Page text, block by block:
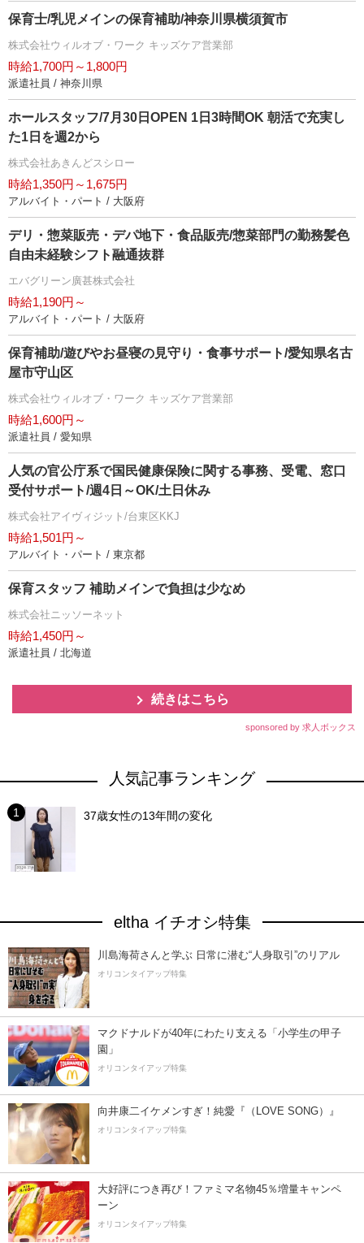
保育士/乳児メインの保育補助/神奈川県横須賀市
株式会社ウィルオブ・ワーク キッズケア営業部
時給1,700円～1,800円
派遣社員 / 神奈川県
ホールスタッフ/7月30日OPEN 1日3時間OK 朝活で充実し
た1日を週2から
株式会社あきんどスシロー
時給1,350円～1,675円
アルバイト・パート / 大阪府
デリ・惣菜販売・デパ地下・食品販売/惣菜部門の勤務髪色
自由未経験シフト融通抜群
エバグリーン廣甚株式会社
時給1,190円～
アルバイト・パート / 大阪府
保育補助/遊びやお昼寝の見守り・食事サポート/愛知県名古
屋市守山区
株式会社ウィルオブ・ワーク キッズケア営業部
時給1,600円～
派遣社員 / 愛知県
人気の官公庁系で国民健康保険に関する事務、受電、窓口
受付サポート/週4日～OK/土日休み
株式会社アイヴィジット/台東区KKJ
時給1,501円～
アルバイト・パート / 東京都
保育スタッフ 補助メインで負担は少なめ
株式会社ニッソーネット
時給1,450円～
派遣社員 / 北海道
続きはこちら
sponsored by 求人ボックス
人気記事ランキング
37歳女性の13年間の変化
eltha イチオシ特集
川島海荷さんと学ぶ 日常に潜む“人身取引”のリアル
オリコンタイアップ特集
マクドナルドが40年にわたり支える「小学生の甲子
園」
オリコンタイアップ特集
向井康二イケメンすぎ！純愛『（LOVE SONG）』
オリコンタイアップ特集
大好評につき再び！ファミマ名物45％増量キャンペ
ーン
オリコンタイアップ特集